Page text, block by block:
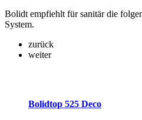
Bolidt empfiehlt für sanitär die
System.
zurück
weiter
Bolidtop 525 Deco